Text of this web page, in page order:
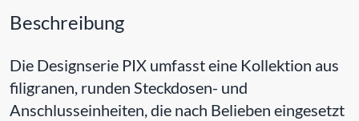
Beschreibung
Die Designserie PIX umfasst eine Kollektion aus
filigranen, runden Steckdosen- und
Anschlusseinheiten, die nach Belieben eingesetzt